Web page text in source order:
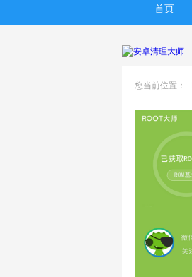
首页
您当前位置：